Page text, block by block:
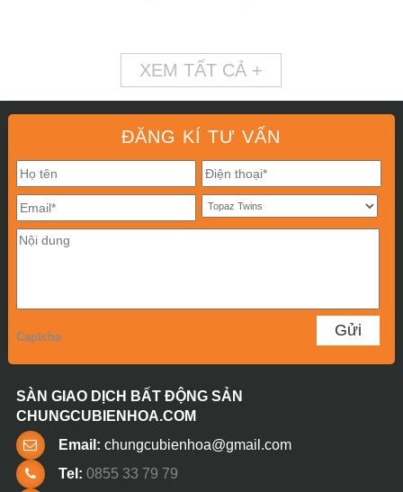
XEM TẤT CẢ +
ĐĂNG KÍ TƯ VẤN
Captcha
SÀN GIAO DỊCH BẤT ĐỘNG SẢN
CHUNGCUBIENHOA.COM
Email: chungcubienhoa@gmail.com
Tel: 0855 33 79 79